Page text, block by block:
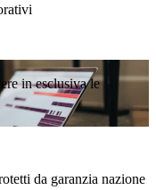
in esclusiva le
da garanzia nazione